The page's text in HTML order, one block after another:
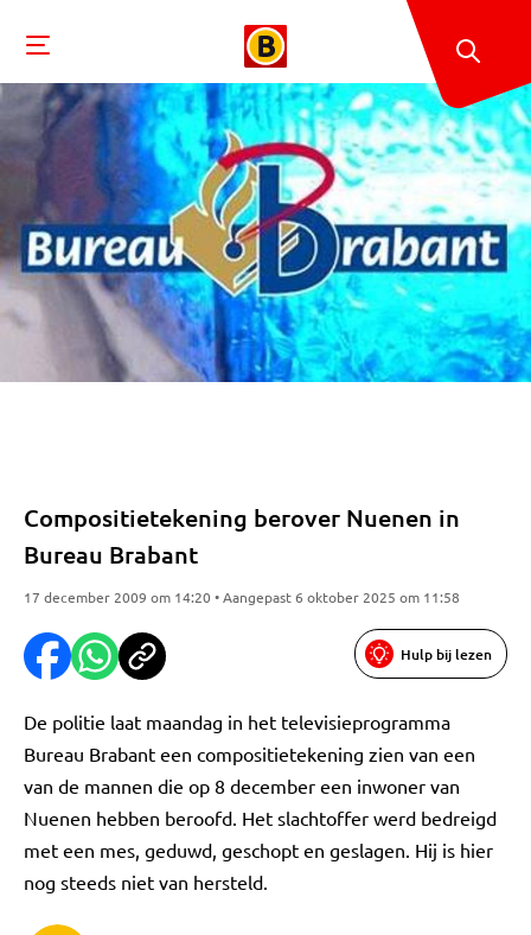
Compositietekening berover Nuenen in
Bureau Brabant
17 december 2009 om 14:20 • Aangepast 6 oktober 2025 om 11:58
Hulp bij lezen
De politie laat maandag in het televisieprogramma
Bureau Brabant een compositietekening zien van een
van de mannen die op 8 december een inwoner van
Nuenen hebben beroofd. Het slachtoffer werd bedreigd
met een mes, geduwd, geschopt en geslagen. Hij is hier
nog steeds niet van hersteld.